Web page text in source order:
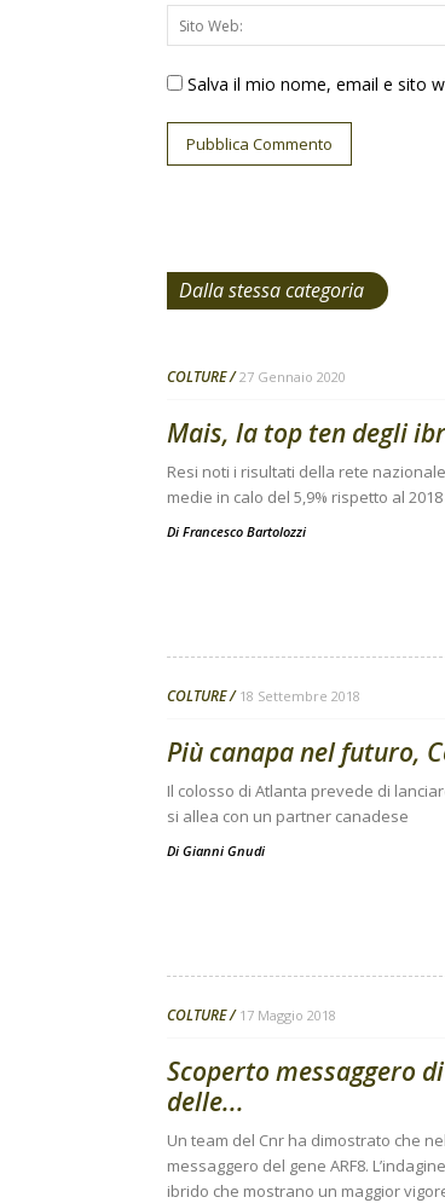
Salva il mio nome, email e sito
Dalla stessa categoria
COLTURE 27 Gennaio 2020
Mais, la top ten degli
Resi noti i risultati della rete
medie in calo del 5,9% rispetto al 2018
Di Francesco Bartolozzi
COLTURE 18 Settembre 2018
Più canapa nel futuro,
Il colosso di Atlanta prevede di
si allea con un partner canadese
Di Gianni Gnudi
COLTURE 17 Maggio 2018
Scoperto messaggero
delle...
Un team del Cnr ha dimostrato che
messaggero del gene ARF8.
ibrido che mostrano un maggior